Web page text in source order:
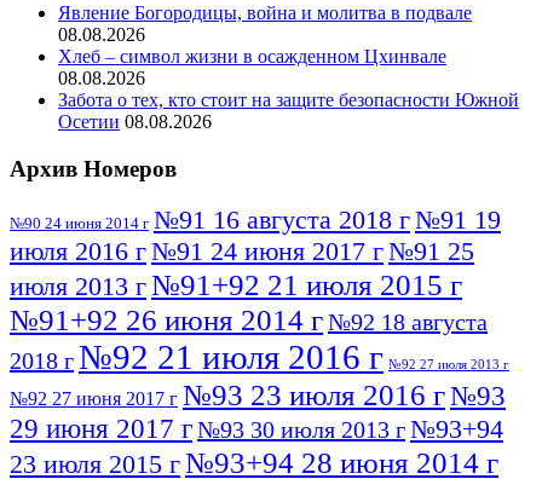
Явление Богородицы, война и молитва в подвале
08.08.2026
Хлеб – символ жизни в осажденном Цхинвале
08.08.2026
Забота о тех, кто стоит на защите безопасности Южной
Осетии 08.08.2026
Архив Номеров
№90 24 июня 2014 г №91 16 августа 2018 г№91 19
июля 2016 г№91 24 июня 2017 г№91 25
июля 2013 г№91+92 21 июля 2015 г
№91+92 26 июня 2014 г№92 18 августа
2018 г№92 21 июля 2016 г №92 27 июля 2013 г
№92 27 июня 2017 г №93 23 июля 2016 г№93
29 июня 2017 г№93 30 июля 2013 г№93+94
23 июля 2015 г№93+94 28 июня 2014 г